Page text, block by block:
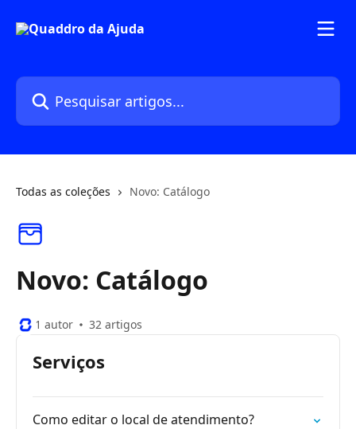
Pesquisar artigos...
Todas as coleções Novo: Catálogo
Novo: Catálogo
1 autor 32 artigos
Serviços
Como editar o local de atendimento?